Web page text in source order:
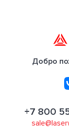
Добро
+7 800